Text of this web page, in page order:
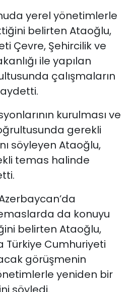
yerel yönetimlerle
belirten Ataoğlu,
Çevre, Şehircilik ve
ile yapılan
çalışmaların
kurulması ve
gerekli
söyleyen Ataoğlu,
temas halinde
da konuyu
belirten Ataoğlu,
Türkiye Cumhuriyeti
görüşmenin
yeniden bir